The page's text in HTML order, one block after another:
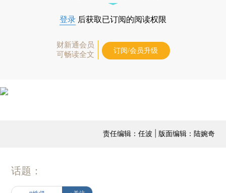
登录 后获取已订阅的阅读权限
财新通会员
可畅读全文
订阅/会员升级
责任编辑：任波 | 版面编辑：陆婉奇
话题：